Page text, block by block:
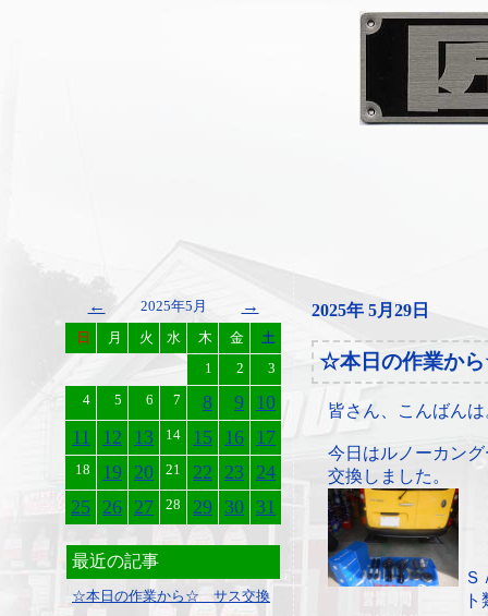
← 2025年5月 →
日 月 火 水 木 金
土
1
2
3
4
5 6 7 8 9 10
11
12 13 14 15 16 17
18 19 20 21 22 23 24
25 26 27 28 29 30 31
最近の記事
☆本日の作業から☆ サス交換
2025年 5月29日
☆本日の作業か
皆さん、こんばんは
今日はルノーカン
交換しました。